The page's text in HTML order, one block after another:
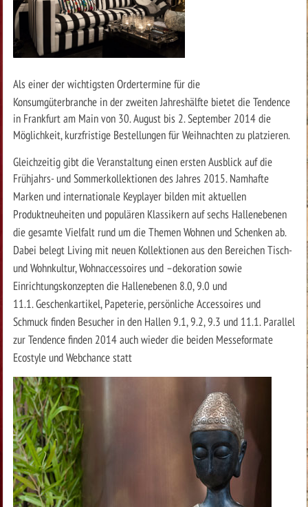
Als einer der wichtigsten Ordertermine für die
Konsumgüterbranche in der zweiten Jahreshälfte bietet die Tendence
in Frankfurt am Mainvon 30. August bis 2. September 2014 die
Möglichkeit,kurzfristige Bestellungen für Weihnachten zu platzieren.
Gleichzeitig gibt die Veranstaltung einen ersten Ausblick auf die
Frühjahrs- und Sommerkollektionendes Jahres 2015. Namhafte
Marken und internationale Keyplayer bilden mit aktuellen
Produktneuheiten und populären Klassikern auf sechs Hallenebenen
die gesamte Vielfalt rund um die Themen Wohnen und Schenken ab.
Dabei belegt Living mit neuen Kollektionen aus den Bereichen Tisch-
und Wohnkultur, Wohnaccessoires und –dekoration sowie
Einrichtungskonzepten die Hallenebenen 8.0, 9.0 und
11.1. Geschenkartikel, Papeterie, persönliche Accessoires und
Schmuck finden Besucher in den Hallen 9.1, 9.2, 9.3 und 11.1. Parallel
zur Tendence finden 2014 auch wieder die beiden Messeformate
Ecostyle und Webchance statt